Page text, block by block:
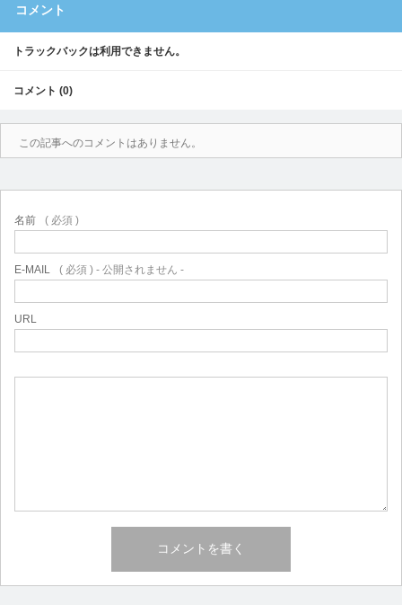
コメント
トラックバックは利用できません。
コメント (0)
この記事へのコメントはありません。
名前 ( 必須 )
E-MAIL ( 必須 ) - 公開されません -
URL